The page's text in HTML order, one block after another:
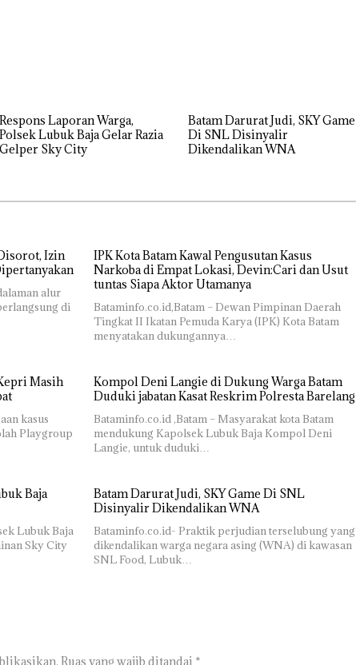
Respons Laporan Warga,
Polsek Lubuk Baja Gelar Razia
Gelper Sky City
Batam Darurat Judi, SKY Game
Di SNL Disinyalir
Dikendalikan WNA
Izin
alur
di
IPK Kota Batam Kawal Pengusutan Kasus
Narkoba di Empat Lokasi, Devin:Cari dan Usut
tuntas Siapa Aktor Utamanya
Bataminfo.co.id,Batam – Dewan Pimpinan Daerah
Tingkat II Ikatan Pemuda Karya (IPK) Kota Batam
menyatakan dukungannya…
Masih
kasus
Playgroup
Kompol Deni Langie di Dukung Warga Batam
Duduki jabatan Kasat Reskrim Polresta Barelang
Bataminfo.co.id ,Batam – Masyarakat kota Batam
mendukung Kapolsek Lubuk Baja Kompol Deni
Langie, untuk duduki…
Baja
Lubuk Baja
Sky City
Batam Darurat Judi, SKY Game Di SNL
Disinyalir Dikendalikan WNA
Bataminfo.co.id- Praktik perjudian terselubung yang
dikendalikan warga negara asing (WNA) di kawasan
SNL Food, Lubuk…
Ruas yang wajib ditandai *